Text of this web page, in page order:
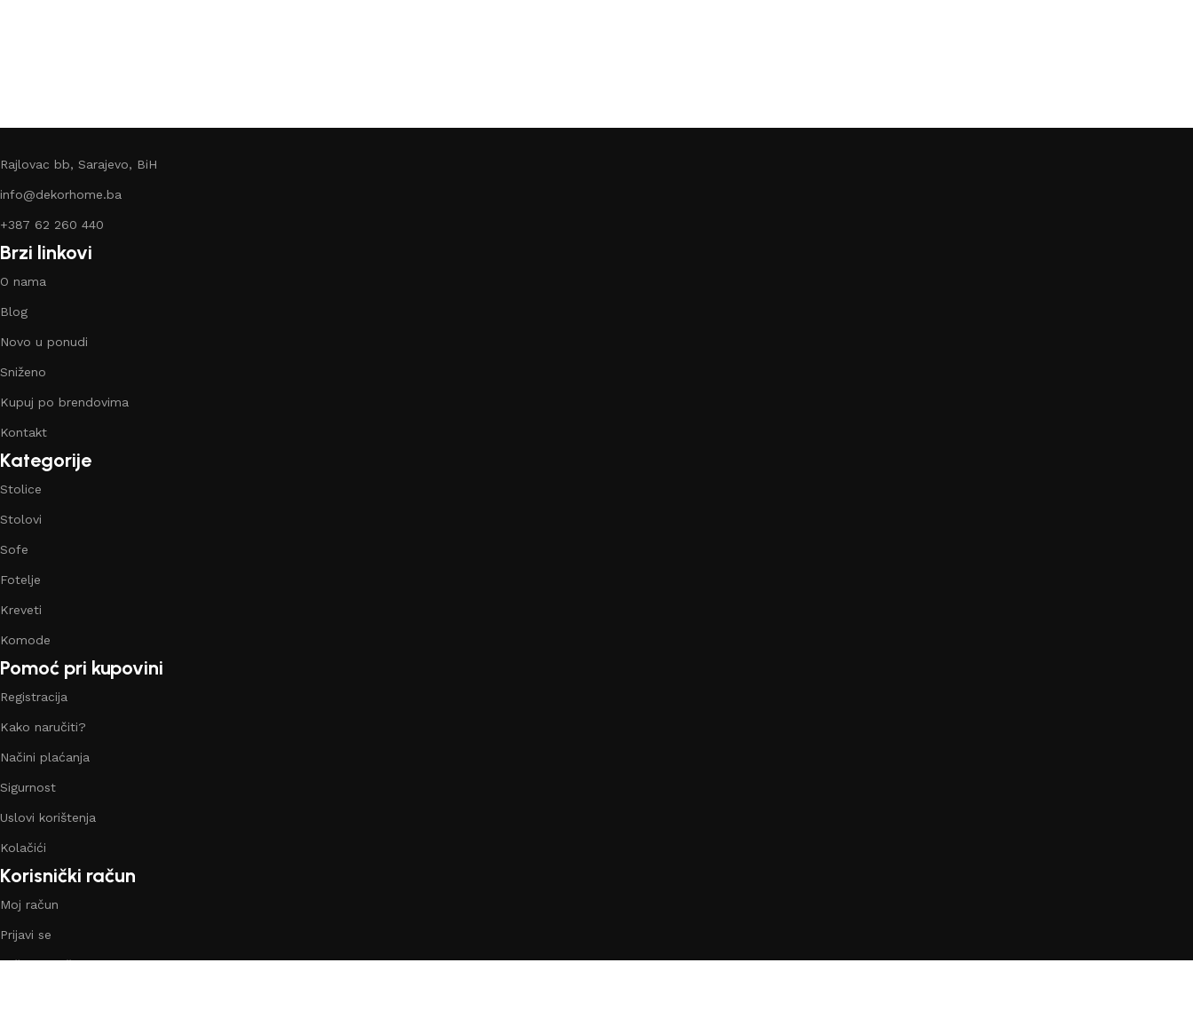
Rajlovac bb, Sarajevo, BiH
info@dekorhome.ba
+387 62 260 440
Brzi linkovi
O nama
Blog
Novo u ponudi
Sniženo
Kupuj po brendovima
Kontakt
Kategorije
Stolice
Stolovi
Sofe
Fotelje
Kreveti
Komode
Pomoć pri kupovini
Registracija
Kako naručiti?
Načini plaćanja
Sigurnost
Uslovi korištenja
Kolačići
Korisnički račun
Moj račun
Prijavi se
Vaša narudžbe